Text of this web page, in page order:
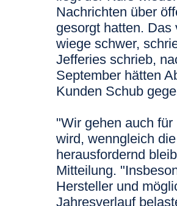
Nachrichten über
gesorgt hatten.
wiege schwer,
Jefferies schrieb,
September hätten
Kunden Schub
"Wir gehen auch
wird, wenngleich
herausfordernd
Mitteilung.
Hersteller und
Jahresverlauf